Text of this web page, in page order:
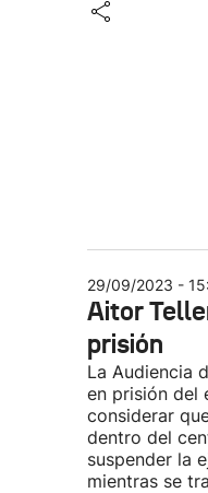
29/09/2023 -
Aitor
prisión
La Audiencia
en prisión del
considerar
dentro del
suspender la
mientras se